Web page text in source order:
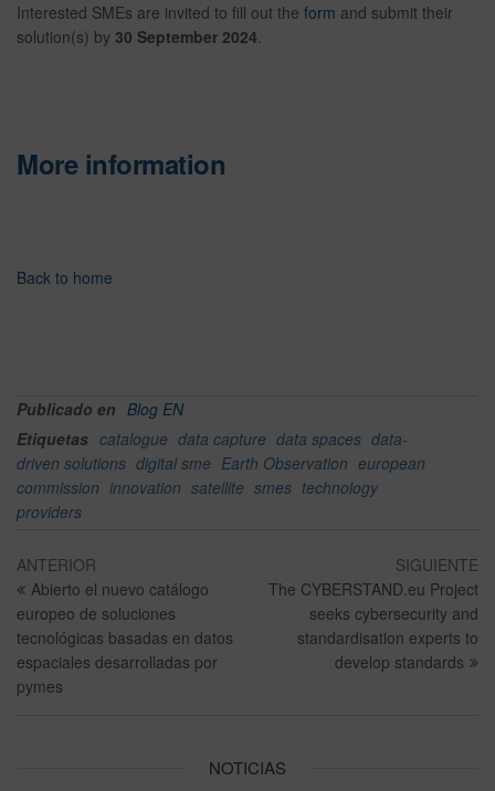
Interested SMEs are invited to fill out the form and submit their
solution(s) by 30 September 2024.
More information
Back to home
Publicado en Blog EN
Etiquetas catalogue data capture data spaces data-
driven solutions digital sme Earth Observation european
commission innovation satellite smes technology
providers
ANTERIOR
Abierto el nuevo catálogo
europeo de soluciones
tecnológicas basadas en datos
espaciales desarrolladas por
pymes
SIGUIENTE
The CYBERSTAND.eu Project
seeks cybersecurity and
standardisation experts to
develop standards
NOTICIAS